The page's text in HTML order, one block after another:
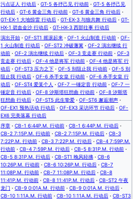
污点证人 行动后 · GT-5 各抒己见 行动前 · GT-5 各抒己见
行动后 · GT-6 黄金三角 行动前 · GT-6 黄金三角 行动后 ·
GT-EX-1 大地惊雷 行动后 · GT-EX-3 与狼共舞 行动后 · GT-
HX-1 碧血金沙 行动后 · GT-HX-3 西部往事 行动后
演出开始 · OF-ST1 摇滚起来 · OF-1 火山制造 行动前 · OF-
1 火山制造 行动后 · OF-ST2 冲破藩篱 · OF-2 演出继续 行
动前 · OF-2 演出继续 行动后 · OF-3 竞走赛 行动前 · OF-3
竞走赛 行动后 · OF-4 他是将军 行动前 · OF-4 他是将军 行
动后 · OF-ST3 压力之下 · OF-5 别阻止我 行动前 · OF-5 别
阻止我 行动后 · OF-6 杀手女皇 行动前 · OF-6 杀手女皇 行
动后 · OF-ST4 爱某个人 · OF-7 一锤定音 行动前 · OF-7 一
锤定音 行动后 · OF-8 汐斯塔狂想曲 行动前 · OF-8 汐斯塔
狂想曲 行动后 · OF-ST5 此生挚爱 · OF-ST6 邂逅潮声 ·
OF-EX1 预热活动 行动后 · OF-EX3 采访环节 行动后 · OF-
EX6 完美落幕 行动后
序章 · CB-1 6:44P.M. 行动前 · CB-1 6:44P.M. 行动后 ·
CB-2 7:15P.M. 行动前 · CB-2 7:15P.M. 行动后 · CB-3
7:22P.M. 行动前 · CB-3 7:22P.M. 行动后 · CB-4 7:59P.M.
行动前 · CB-4 7:59P.M. 行动后 · CB-5 8:31P.M. 行动前 ·
CB-5 8:31P.M. 行动后 · CB-ST1 晚风轻拂 · CB-6
10:26P.M. 行动前 · CB-6 10:26P.M. 行动后 · CB-7
11:08P.M. 行动前 · CB-7 11:08P.M. 行动后 · CB-8
11:41P.M. 行动前 · CB-8 11:41P.M. 行动后 · CB-ST2 午夜
龙门 · CB-9 0:01A.M. 行动前 · CB-9 0:01A.M. 行动后 ·
CB-10 1:11A.M. 行动前 · CB-10 1:11A.M. 行动后 · CB-ST3